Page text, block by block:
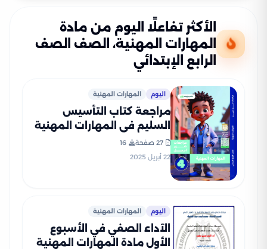
الأكثر تفاعلًا اليوم من مادة
المهارات المهنية، الصف الصف
الرابع الإبتدائي
اليوم المهارات المهنية
مراجعة كتاب التأسيس
السليم في المهارات المهنية
لرابعة ابتدائي على مقرر شهر
أبريل 2025 بصيغة PDF
27 صفحة
16
22 أبريل 2025
اليوم المهارات المهنية
الآداء الصفي في الأسبوع
الأول مادة المهارات المهنية